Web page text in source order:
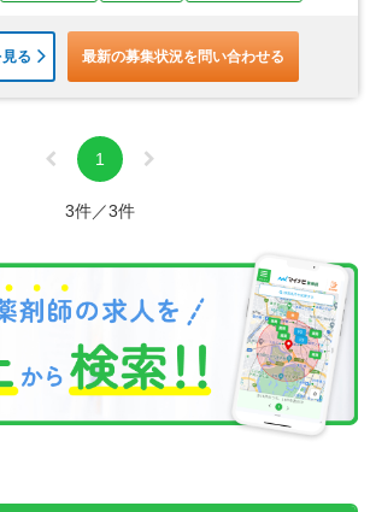
る 最新の募集状況を問い合わせる
1
3件／3件